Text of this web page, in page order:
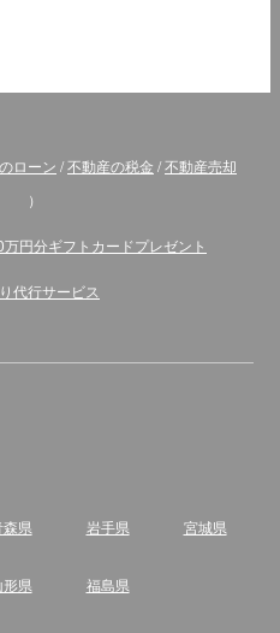
ローン /不動産の税金 /不動産売却
）
万円分ギフトカードプレゼント
代行サービス
県 岩手県 宮城県
形県 福島県